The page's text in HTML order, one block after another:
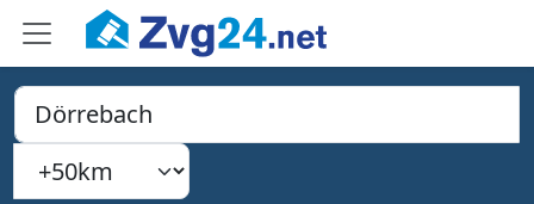
PLZ, Ort oder Bundesland
Type 1 or more characters for results.
Suchradius